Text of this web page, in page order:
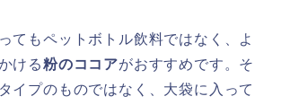
てもペットボトル飲料ではなく、よ
ける粉のココアがおすすめです。そ
イプのものではなく、大袋に入って